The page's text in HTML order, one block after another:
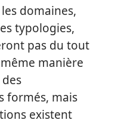
domaines,
typologies,
pas du tout
manière
formés, mais
existent